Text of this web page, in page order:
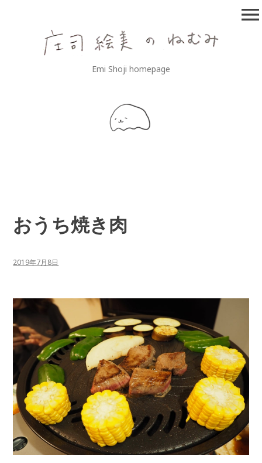
庄司絵美のねむみ
Emi Shoji homepage
menu
おうち焼き肉
2019年7月8日